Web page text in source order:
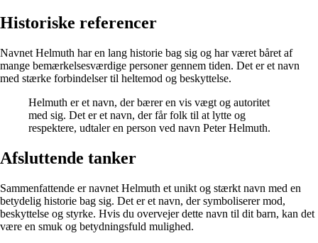
Historiske referencer
Navnet Helmuth har en lang historie bag sig og har været båret af
mange bemærkelsesværdige personer gennem tiden. Det er et navn
med stærke forbindelser til heltemod og beskyttelse.
Helmuth er et navn, der bærer en vis vægt og autoritet
med sig. Det er et navn, der får folk til at lytte og
respektere, udtaler en person ved navn Peter Helmuth.
Afsluttende tanker
Sammenfattende er navnet Helmuth et unikt og stærkt navn med en
betydelig historie bag sig. Det er et navn, der symboliserer mod,
beskyttelse og styrke. Hvis du overvejer dette navn til dit barn, kan det
være en smuk og betydningsfuld mulighed.